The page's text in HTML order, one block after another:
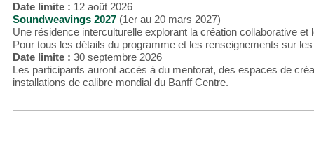
Date limite : 12 août 2026
Soundweavings 2027 (1er au 20 mars 2027)
Une résidence interculturelle explorant la création collaborative
Pour tous les détails du programme et les renseignements sur
Date limite : 30 septembre 2026
Les participants auront accès à du mentorat, des espaces de
installations de calibre mondial du Banff Centre.